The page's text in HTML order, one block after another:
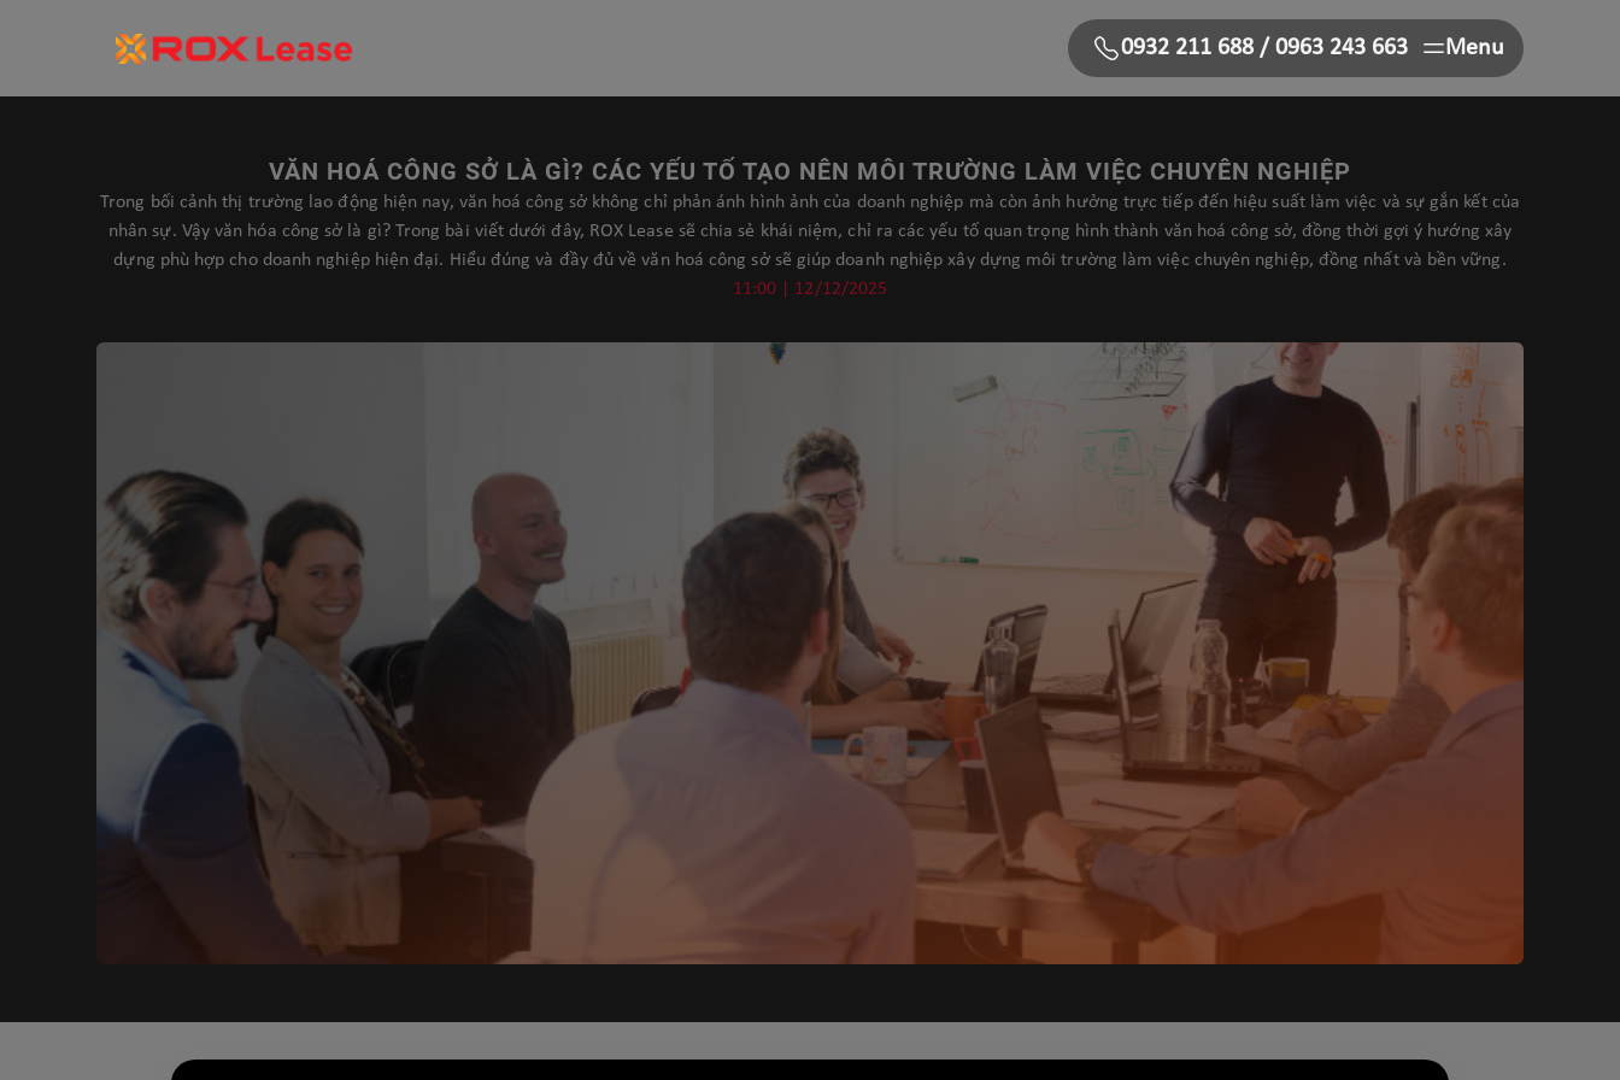
0932 211 688 /0963 243 663 Menu
VĂN HOÁ CÔNG SỞ LÀ GÌ? CÁC YẾU TỐ TẠO NÊN MÔI TRƯỜNG LÀM VIỆC CHUYÊN NGHIỆP
Trong bối cảnh thị trường lao động hiện nay, văn hoá công sở không chỉ phản ánh hình ảnh của doanh nghiệp mà còn ảnh hưởng trực tiếp đến hiệu suất làm việc và sự gắn kết của
nhân sự. Vậy văn hóa công sở là gì? Trong bài viết dưới đây, ROX Lease sẽ chia sẻ khái niệm, chỉ ra các yếu tố quan trọng hình thành văn hoá công sở, đồng thời gợi ý hướng xây
dựng phù hợp cho doanh nghiệp hiện đại. Hiểu đúng và đầy đủ về văn hoá công sở sẽ giúp doanh nghiệp xây dựng môi trường làm việc chuyên nghiệp, đồng nhất và bền vững.
11:00 | 12/12/2025